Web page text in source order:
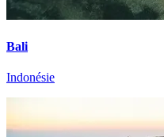
Bali
Indonésie